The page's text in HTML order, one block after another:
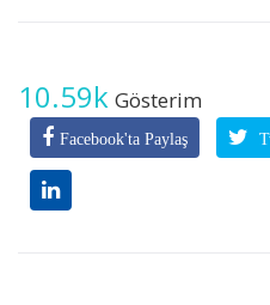
10.59k Gösterim
Facebook'ta Paylaş